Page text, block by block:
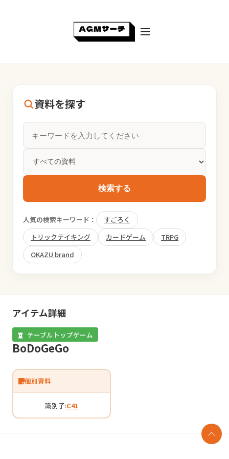
資料を探す
検索する
人気の検索キーワード：
すごろく
トリックテイキング
カードゲーム
TRPG
OKAZU brand
アイテム詳細
テーブルトップゲーム
BoDoGeGo
個別資料
識別子:C41